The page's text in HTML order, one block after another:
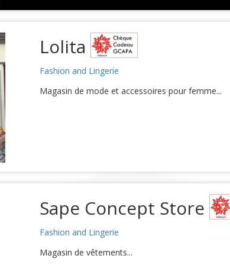
Lolita
Fashion and Lingerie
Magasin de mode et accessoires pour femme...
Sape Concept Store
Fashion and Lingerie
Magasin de vêtements...